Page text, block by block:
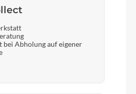
bei Abholung auf eigener